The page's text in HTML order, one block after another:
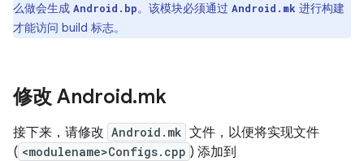
么做会生成 Android.bp。该模块必须通过 Android.mk 进行构建
才能访问 build 标志。
修改 Android.mk
接下来，请修改 Android.mk 文件，以便将实现文件
( <modulename>Configs.cpp ) 添加到